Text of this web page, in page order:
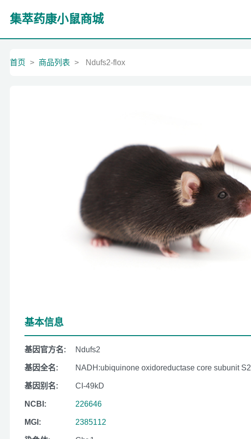
集萃药康小鼠商城
首页 > 商品列表 > Ndufs2-flox
基本信息
基因官方名: Ndufs2
基因全名: NADH:ubiquinone oxidoreductase core subunit S2
基因别名: CI-49kD
NCBI: 226646
MGI: 2385112